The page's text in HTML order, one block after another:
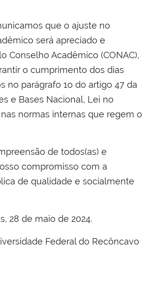
que o ajuste no
será apreciado e
Conselho Acadêmico (CONAC),
o cumprimento dos dias
no parágrafo 1o do artigo 47 da
e Bases Nacional, Lei no
normas internas que regem o
de todos(as) e
compromisso com a
de qualidade e socialmente
28 de maio de 2024.
Federal do Recôncavo